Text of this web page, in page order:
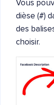
Vous
dièse (#)
des
choisir.